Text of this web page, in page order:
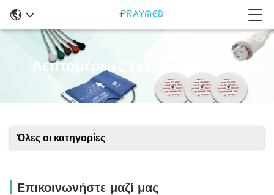
Λεπτομέρειες Για Τα Προϊόντα
Όλες οι κατηγορίες
Επικοινωνήστε μαζί μας